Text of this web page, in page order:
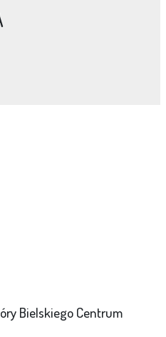
Bielskiego Centrum